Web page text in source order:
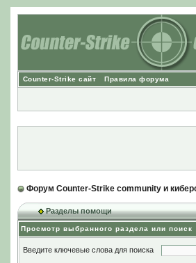
Counter-Strike сайт Правила форума
Форум Counter-Strike community и
Разделы помощи
Просмотр выбранного раздела или поиск
Введите ключевые слова для поиска